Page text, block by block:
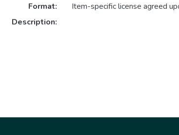
Format:
Item-specific license agreed
Description: